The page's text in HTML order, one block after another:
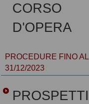
CORSO
D'OPERA
PROCEDURE FINO AL
31/12/2023
PROSPETTI